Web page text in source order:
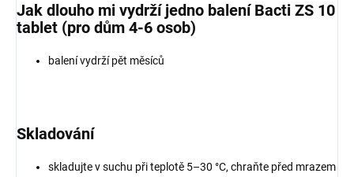
Jak dlouho mi vydrží jedno balení Bacti ZS 10
tablet (pro dům 4-6 osob)
balení vydrží pět měsíců
Skladování
skladujte v suchu při teplotě 5–30 °C, chraňte před mrazem